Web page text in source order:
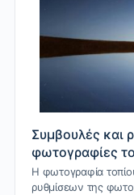
Συμβουλές και
φωτογραφίες
Η φωτογραφία
ρυθμίσεων της